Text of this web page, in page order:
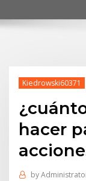
Kiedrowski60371
hacer
by